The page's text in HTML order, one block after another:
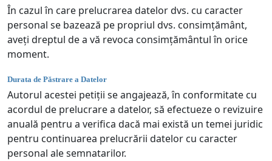
În cazul în care prelucrarea datelor dvs. cu caracter
personal se bazează pe propriul dvs. consimțământ,
aveți dreptul de a vă revoca consimțământul în orice
moment.
Durata de Păstrare a Datelor
Autorul acestei petiții se angajează, în conformitate cu
acordul de prelucrare a datelor, să efectueze o revizuire
anuală pentru a verifica dacă mai există un temei juridic
pentru continuarea prelucrării datelor cu caracter
personal ale semnatarilor.